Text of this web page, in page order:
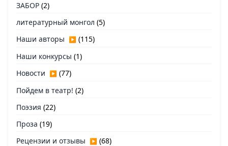
ЗАБОР (2)
литературный монгол (5)
Наши авторы ▶ (115)
Наши конкурсы (1)
Новости ▶ (77)
Пойдем в театр! (2)
Поэзия (22)
Проза (19)
Рецензии и отзывы ▶ (68)